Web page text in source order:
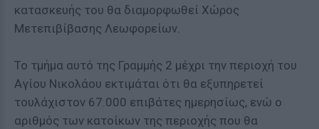
κατασκευής του θα διαμορφωθεί Χώρος
Μετεπιβίβασης Λεωφορείων.
Το τμήμα αυτό της Γραμμής 2 μέχρι την περιοχή του
Αγίου Νικολάου εκτιμάται ότι θα εξυπηρετεί
τουλάχιστον 67.000 επιβάτες ημερησίως, ενώ ο
αριθμός των κατοίκων της περιοχής που θα